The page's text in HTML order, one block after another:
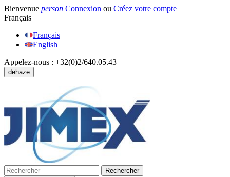
Bienvenue person Connexion ou Créez votre compte
Français
Français
English
Appelez-nous : +32(0)2/640.05.43
dehaze
Rechercher